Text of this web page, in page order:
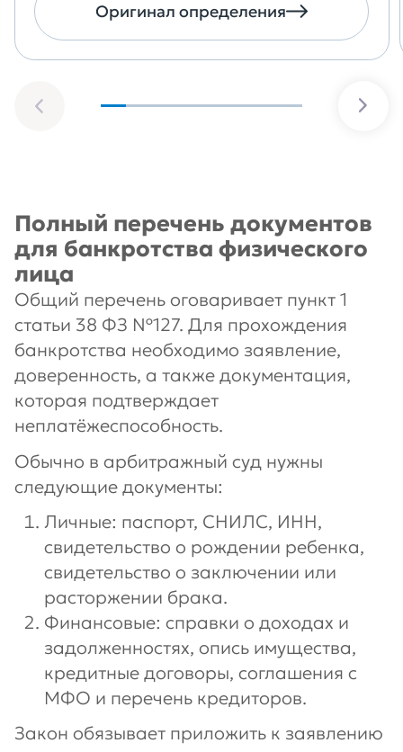
Оригинал определения
Полный перечень документов
для банкротства физического
лица
Общий перечень оговаривает пункт 1
статьи 38 ФЗ №127. Для прохождения
банкротства необходимо заявление,
доверенность, а также документация,
которая подтверждает
неплатёжеспособность.
Обычно в арбитражный суд нужны
следующие документы:
Личные: паспорт, СНИЛС, ИНН,
свидетельство о рождении ребенка,
свидетельство о заключении или
расторжении брака.
Финансовые: справки о доходах и
задолженностях, опись имущества,
кредитные договоры, соглашения с
МФО и перечень кредиторов.
Закон обязывает приложить к заявлению